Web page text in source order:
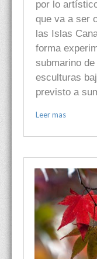
por lo
que va a ser
las Islas
forma
submarino
esculturas
previsto a
Leer mas